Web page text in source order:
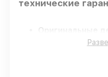
технические
Оригинальные
подлинные